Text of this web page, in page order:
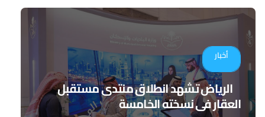
أخبار
الرياض تشهد انطلاق منتدى مستقبل
العقار في نسخته الخامسة